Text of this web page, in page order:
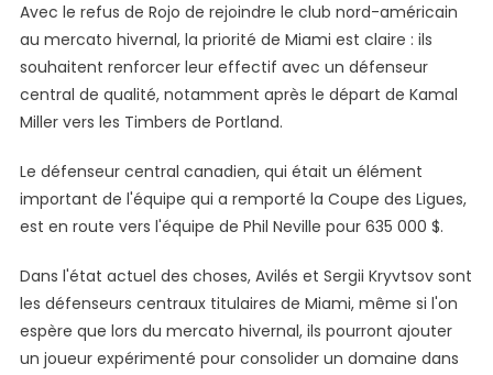
Avec le refus de Rojo de rejoindre le club nord-américain
au mercato hivernal, la priorité de Miami est claire : ils
souhaitent renforcer leur effectif avec un défenseur
central de qualité, notamment après le départ de Kamal
Miller vers les Timbers de Portland.
Le défenseur central canadien, qui était un élément
important de l'équipe qui a remporté la Coupe des Ligues,
est en route vers l'équipe de Phil Neville pour 635 000 $.
Dans l'état actuel des choses, Avilés et Sergii Kryvtsov sont
les défenseurs centraux titulaires de Miami, même si l'on
espère que lors du mercato hivernal, ils pourront ajouter
un joueur expérimenté pour consolider un domaine dans